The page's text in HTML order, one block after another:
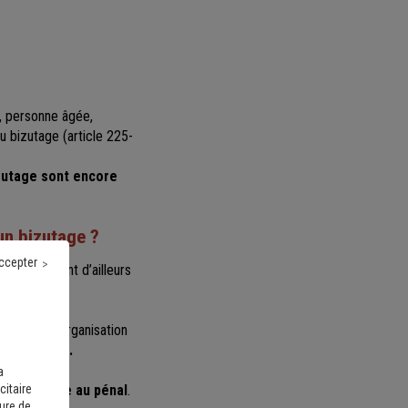
âgée,
bizutage (article 225-
sont encore
bizutage ?
peuvent d’ailleurs
à l’organisation
au délit.
comme au pénal.